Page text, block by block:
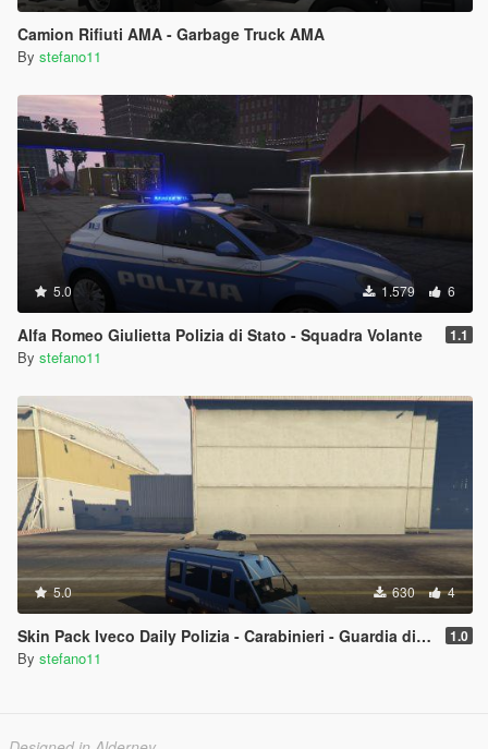
Camion Rifiuti AMA - Garbage Truck AMA
By stefano11
5.0 1.579 6
Alfa Romeo Giulietta Polizia di Stato - Squadra Volante 1.1
By stefano11
5.0 630 4
Skin Pack Iveco Daily Polizia - Carabinieri - Guardia di Finanza 1.0
By stefano11